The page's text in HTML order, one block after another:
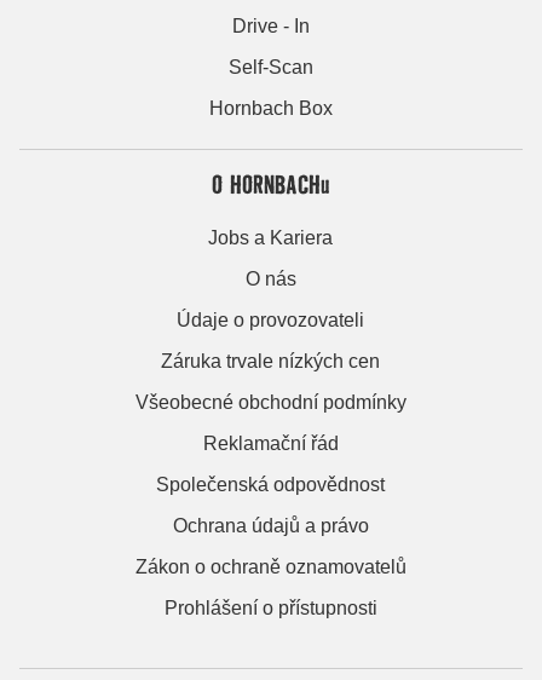
Drive - In
Self-Scan
Hornbach Box
O HORNBACHu
Jobs a Kariera
O nás
Údaje o provozovateli
Záruka trvale nízkých cen
Všeobecné obchodní podmínky
Reklamační řád
Společenská odpovědnost
Ochrana údajů a právo
Zákon o ochraně oznamovatelů
Prohlášení o přístupnosti